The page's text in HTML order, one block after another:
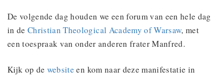
De volgende dag houden we een forum van een hele dag
in deChristian Theological Academy of Warsaw, met
een toespraak van onder anderen frater Manfred.
Kijk op de website en kom naar deze manifestatie in